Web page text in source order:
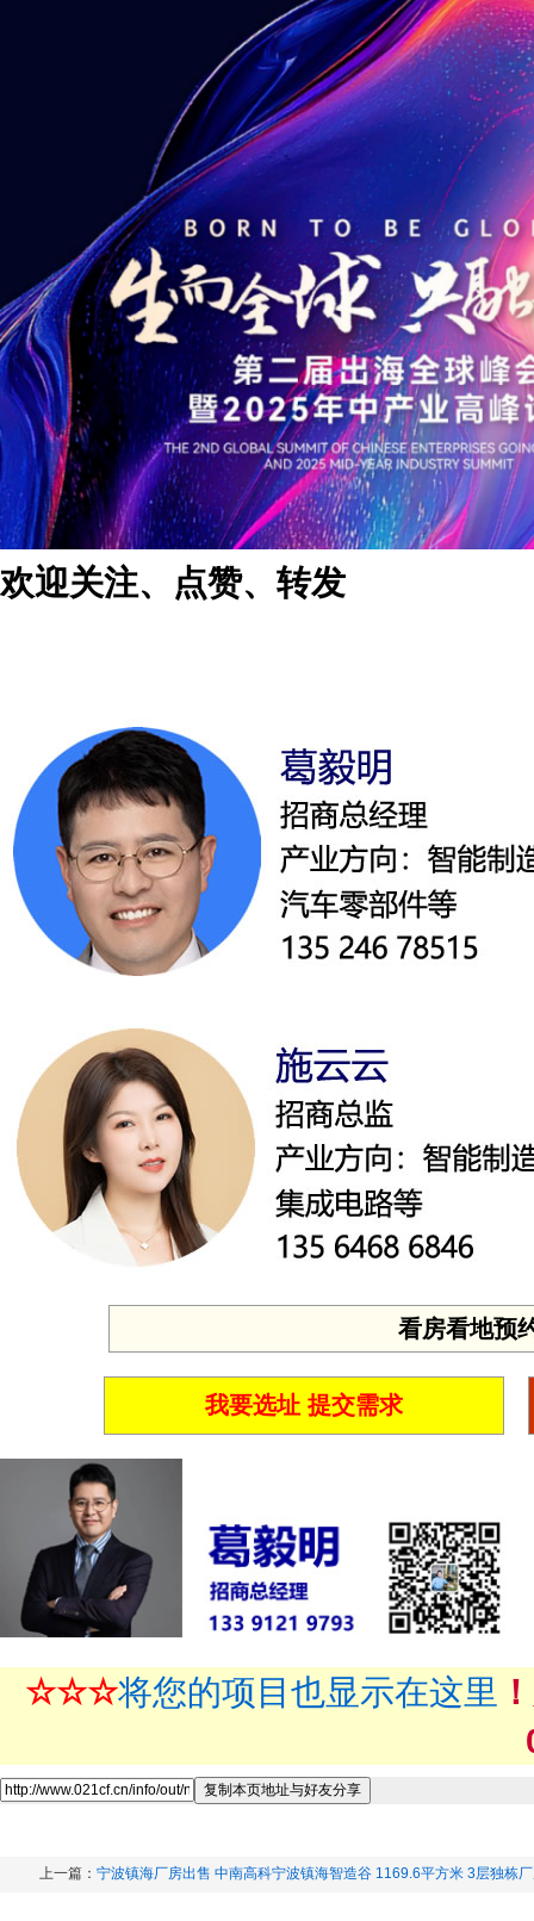
欢迎关注、点赞、转发
看房看地预
我要选址 提交需求
☆☆☆将您的项目也显示在这里
上一篇： 宁波镇海厂房出售 中南高科宁波镇海智造谷 1169.6平方米 3层独栋